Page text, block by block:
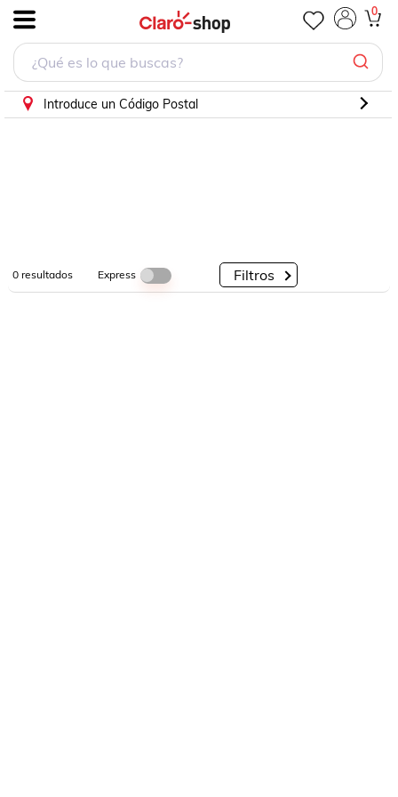
0
Introduce un Código Postal
0resultados Express Filtros
PorCategorías
PorMarcas
PorDescuento